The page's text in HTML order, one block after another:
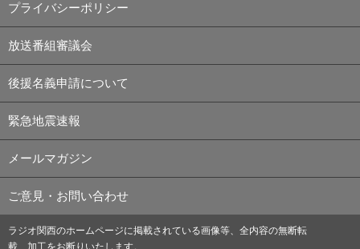
プライバシーポリシー
放送番組審議会
後援名義申請について
緊急地震速報
メールマガジン
ご意見・お問い合わせ
ラジオ関西のホームページに掲載されている画像等、全内容の無断転
載、加工をお断りいたします。